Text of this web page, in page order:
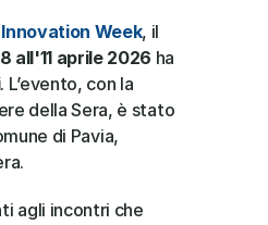
Week, il
all'11 aprile 2026 ha
. L’evento, con la
della Sera, è stato
di Pavia,
agli incontri che